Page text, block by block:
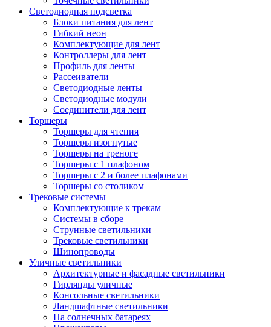
Светодиодная подсветка
Блоки питания для лент
Гибкий неон
Комплектующие для лент
Контроллеры для лент
Профиль для ленты
Рассеиватели
Светодиодные ленты
Светодиодные модули
Соединители для лент
Торшеры
Торшеры для чтения
Торшеры изогнутые
Торшеры на треноге
Торшеры с 1 плафоном
Торшеры с 2 и более плафонами
Торшеры со столиком
Трековые системы
Комплектующие к трекам
Системы в сборе
Струнные светильники
Трековые светильники
Шинопроводы
Уличные светильники
Архитектурные и фасадные светильники
Гирлянды уличные
Консольные светильники
Ландшафтные светильники
На солнечных батареях